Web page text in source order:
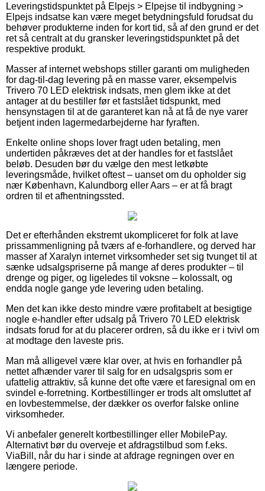
Leveringstidspunktet på Elpejs > Elpejse til indbygning >
Elpejs indsatse kan være meget betydningsfuld forudsat du
behøver produkterne inden for kort tid, så af den grund er det
ret så centralt at du gransker leveringstidspunktet på det
respektive produkt.
Masser af internet webshops stiller garanti om muligheden
for dag-til-dag levering på en masse varer, eksempelvis
Trivero 70 LED elektrisk indsats, men glem ikke at det
antager at du bestiller før et fastslået tidspunkt, med
hensynstagen til at de garanteret kan nå at få de nye varer
betjent inden lagermedarbejderne har fyraften.
Enkelte online shops lover fragt uden betaling, men
undertiden påkræves det at der handles for et fastslået
beløb. Desuden bør du vælge den mest letkøbte
leveringsmåde, hvilket oftest – uanset om du opholder sig
nær København, Kalundborg eller Aars – er at få bragt
ordren til et afhentningssted.
Det er efterhånden ekstremt ukompliceret for folk at lave
prissammenligning på tværs af e-forhandlere, og derved har
masser af Xaralyn internet virksomheder set sig tvunget til at
sænke udsalgspriserne på mange af deres produkter – til
drenge og piger, og ligeledes til voksne – kolossalt, og
endda nogle gange yde levering uden betaling.
Men det kan ikke desto mindre være profitabelt at besigtige
nogle e-handler efter udsalg på Trivero 70 LED elektrisk
indsats forud for at du placerer ordren, så du ikke er i tvivl om
at modtage den laveste pris.
Man må alligevel være klar over, at hvis en forhandler på
nettet afhænder varer til salg for en udsalgspris som er
ufattelig attraktiv, så kunne det ofte være et faresignal om en
svindel e-forretning. Kortbestillinger er trods alt omsluttet af
en lovbestemmelse, der dækker os overfor falske online
virksomheder.
Vi anbefaler generelt kortbestillinger eller MobilePay.
Alternativt bør du overveje et afdragstilbud som f.eks.
ViaBill, når du har i sinde at afdrage regningen over en
længere periode.